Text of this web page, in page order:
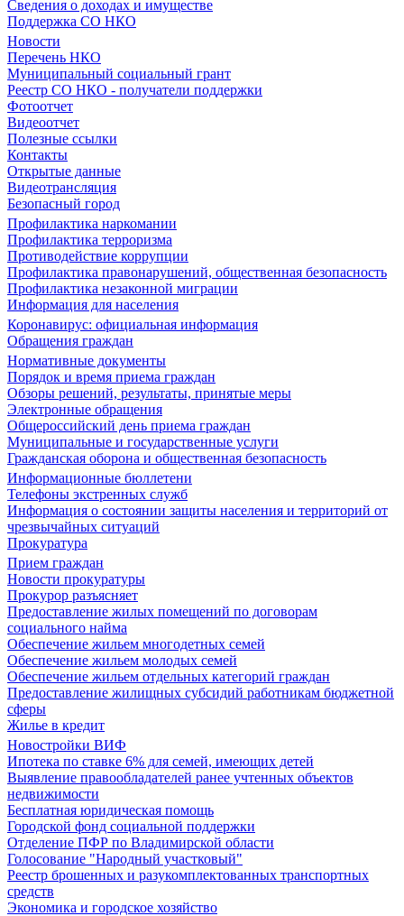
Сведения о доходах и имуществе
Поддержка СО НКО
Новости
Перечень НКО
Муниципальный социальный грант
Реестр СО НКО - получатели поддержки
Фотоотчет
Видеоотчет
Полезные ссылки
Контакты
Открытые данные
Видеотрансляция
Безопасный город
Профилактика наркомании
Профилактика терроризма
Противодействие коррупции
Профилактика правонарушений, общественная безопасность
Профилактика незаконной миграции
Информация для населения
Коронавирус: официальная информация
Обращения граждан
Нормативные документы
Порядок и время приема граждан
Обзоры решений, результаты, принятые меры
Электронные обращения
Общероссийский день приема граждан
Муниципальные и государственные услуги
Гражданская оборона и общественная безопасность
Информационные бюллетени
Телефоны экстренных служб
Информация о состоянии защиты населения и территорий от
чрезвычайных ситуаций
Прокуратура
Прием граждан
Новости прокуратуры
Прокурор разъясняет
Предоставление жилых помещений по договорам
социального найма
Обеспечение жильем многодетных семей
Обеспечение жильем молодых семей
Обеспечение жильем отдельных категорий граждан
Предоставление жилищных субсидий работникам бюджетной
сферы
Жилье в кредит
Новостройки ВИФ
Ипотека по ставке 6% для семей, имеющих детей
Выявление правообладателей ранее учтенных объектов
недвижимости
Бесплатная юридическая помощь
Городской фонд социальной поддержки
Отделение ПФР по Владимирской области
Голосование "Народный участковый"
Реестр брошенных и разукомплектованных транспортных
средств
Экономика и городское хозяйство